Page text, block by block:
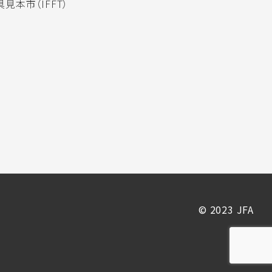
本市（IFFT）
© 2023 JFA